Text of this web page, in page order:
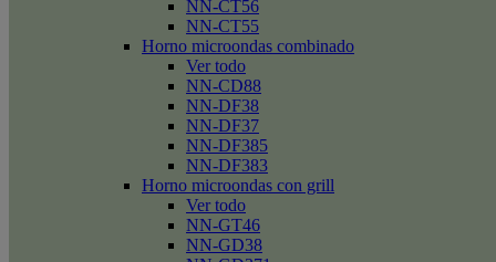
NN-CT56
NN-CT55
Horno microondas combinado
Ver todo
NN-CD88
NN-DF38
NN-DF37
NN-DF385
NN-DF383
Horno microondas con grill
Ver todo
NN-GT46
NN-GD38